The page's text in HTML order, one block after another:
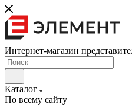
Интернет-магазин
Каталог
По всему сайту